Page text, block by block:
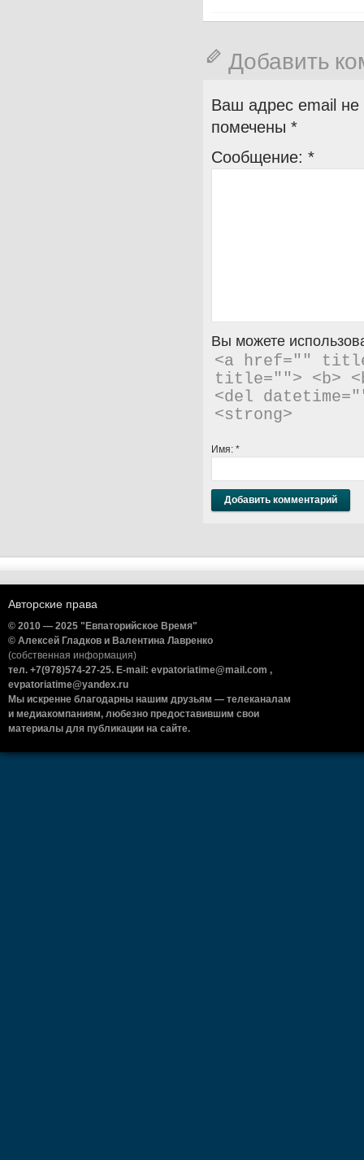
Добавить
Ваш адрес email не
помечены *
Сообщение: *
Вы можете
<a href=""
title=""> <b>
<del
<strong>
Имя: *
Авторские права
© 2010 — 2025 "Евпаторийское Время"
© Алексей Гладков и Валентина Лавренко
(собственная информация)
тел. +7(978)574-27-25. E-mail: evpatoriatime@mail.com ,
evpatoriatime@yandex.ru
Мы искренне благодарны нашим друзьям — телеканалам
и медиакомпаниям, любезно предоставившим свои
материалы для публикации на сайте.